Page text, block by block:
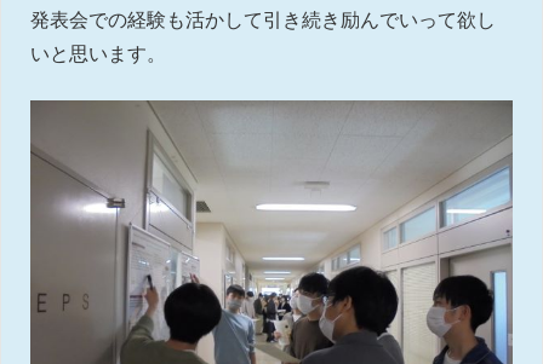
発表会での経験も活かして引き続き励んでいって欲し
いと思います。